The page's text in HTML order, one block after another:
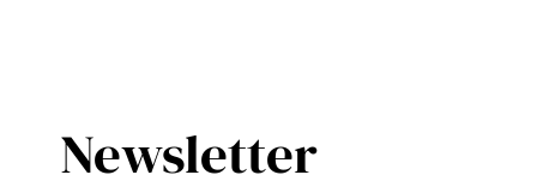
Newsletter